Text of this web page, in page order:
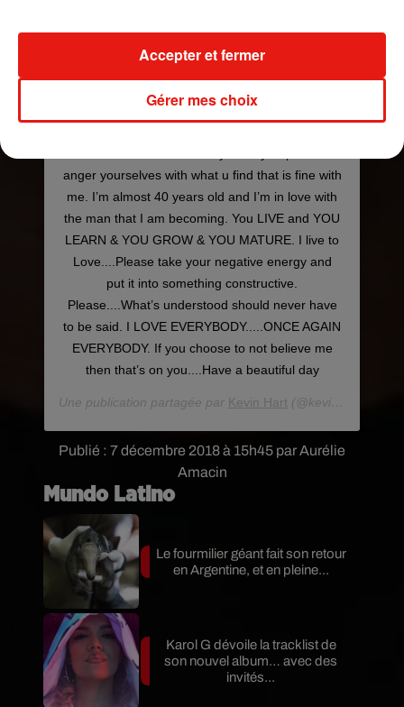
Publié : 7 décembre 2018 à 15h45 par Aurélie
Amacin
mental place that I am in. I am truly happy
change that...NOTHING. I work hard on a daily
anger yourselves with what u find that is fine with
me. I’m almost 40 years old and I’m in love with
the man that I am becoming. You LIVE and YOU
LEARN & YOU GROW & YOU MATURE. I live to
Love....Please take your negative energy and
put it into something constructive.
Please....What’s understood should never have
to be said. I LOVE EVERYBODY.....ONCE AGAIN
EVERYBODY. If you choose to not believe me
then that’s on you....Have a beautiful day
Une publication partagée par Kevin Hart (@kevinhart4real) le
Mundo Latino
Le fourmilier géant fait son retour
en Argentine, et en pleine...
Karol G dévoile la tracklist de
son nouvel album… avec des
invités...
Gérer mes choix
Accepter et fermer